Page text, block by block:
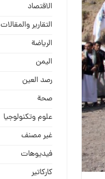
الاقتصاد
التقارير والمقالات
الریاضة
الیمن
رصد العین
صحة
علوم وتكنولوجيا
غير مصنف
فيديوهات
كاركاتير